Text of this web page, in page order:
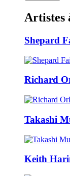
Artistes
Shepard
Richard
Takashi
Keith